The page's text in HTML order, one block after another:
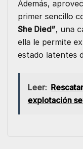
Además,
primer sencillo
She Died”, una
ella le permite
estado latentes
Leer:
explotación